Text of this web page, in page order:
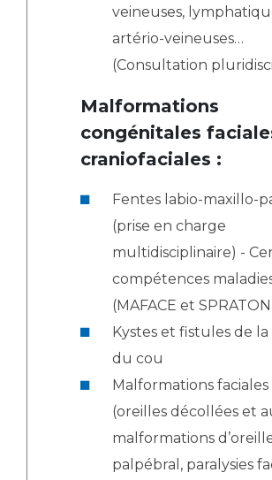
veineuses,
artério-veineuses…
(Consultation
Malformations
congénitales
craniofaciales :
Fentes labio-maxillo-
(prise en charge
multidisciplinaire) -
compétences
(MAFACE et
Kystes et fistules de
du cou
Malformations faciales
(oreilles décollées et
malformations
palpébral, paralysies